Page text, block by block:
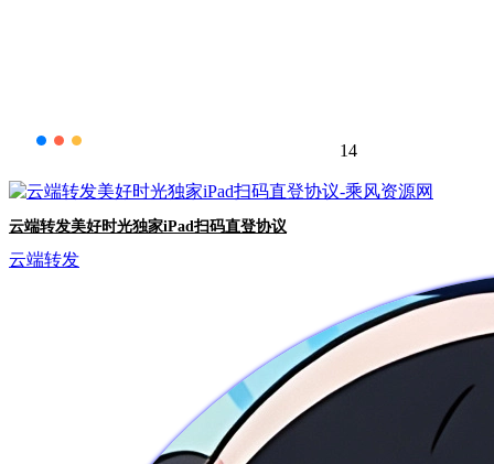
14
云端转发美好时光独家iPad扫码直登协议
云端转发